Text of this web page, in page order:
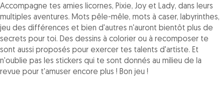
Accompagne tes amies licornes, Pixie, Joy et Lady, dans leurs
multiples aventures. Mots pêle-mêle, mots à caser, labyrinthes,
jeu des différences et bien d'autres n'auront bientôt plus de
secrets pour toi. Des dessins à colorier ou à recomposer te
sont aussi proposés pour exercer tes talents d'artiste. Et
n'oublie pas les stickers qui te sont donnés au milieu de la
revue pour t'amuser encore plus ! Bon jeu !